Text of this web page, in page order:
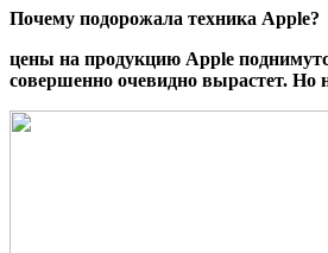
Почему подорожала техника Apple?
цены на продукцию Apple
совершенно очевидно вырастет. Но